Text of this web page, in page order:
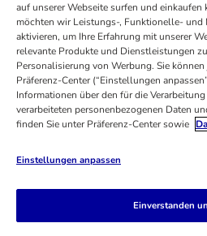
FAQ & Kontakt
Allgemeine
Datenschutz
Impressum
Digital
Versandinformationen
Zahlungsarten
Entsorgungs-und Umweltbestimmungen
Erklärung zur Barrierefreiheit
auf unserer Webseite surfen und
möchten wir Leistungs-, Funktionelle- und
aktivieren, um Ihre Erfahrung mit unserer
relevante Produkte und Dienstleistungen
Personalisierung von Werbung. Sie
Präferenz-Center (“Einstellungen
Informationen über den für die
verarbeiteten personenbezogenen Daten
finden Sie unter Präferenz-Center sowie
Einstellungen anpassen
Einverstanden